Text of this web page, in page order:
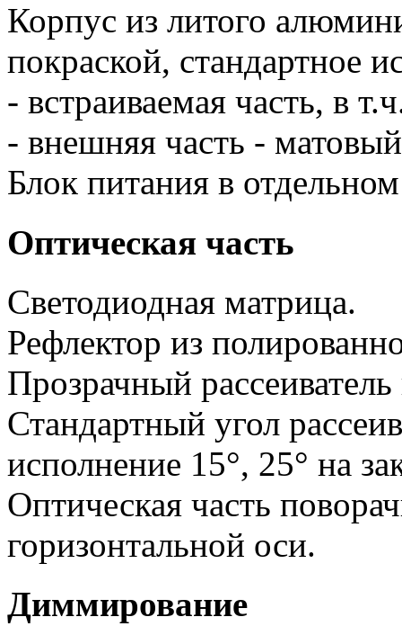
Корпус из литого
покраской, стандартное
- встраиваемая часть, в
- внешняя часть -
Блок питания в
Оптическая часть
Светодиодная матрица.
Рефлектор из
Прозрачный
Стандартный угол
исполнение 15°, 25° на
Оптическая часть
горизонтальной оси.
Диммирование